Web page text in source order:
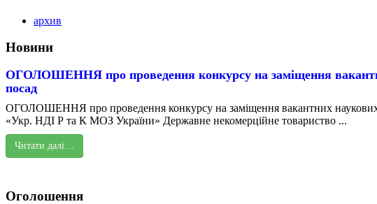
архив
Новини
ОГОЛОШЕННЯ про проведення конкурсу на заміщення
посад
ОГОЛОШЕННЯ про проведення конкурсу на заміщення вакантних
«Укр. НДІ Р та К МОЗ України» Державне некомерційне товариство ...
Читати далі…
Оголошення